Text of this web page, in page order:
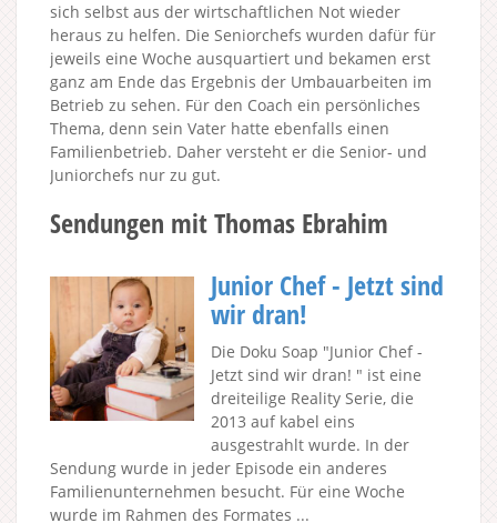
sich selbst aus der wirtschaftlichen Not wieder
heraus zu helfen. Die Seniorchefs wurden dafür für
jeweils eine Woche ausquartiert und bekamen erst
ganz am Ende das Ergebnis der Umbauarbeiten im
Betrieb zu sehen. Für den Coach ein persönliches
Thema, denn sein Vater hatte ebenfalls einen
Familienbetrieb. Daher versteht er die Senior- und
Juniorchefs nur zu gut.
Sendungen mit Thomas Ebrahim
Junior Chef - Jetzt sind
wir dran!
Die Doku Soap "Junior Chef -
Jetzt sind wir dran! " ist eine
dreiteilige Reality Serie, die
2013 auf kabel eins
ausgestrahlt wurde. In der
Sendung wurde in jeder Episode ein anderes
Familienunternehmen besucht. Für eine Woche
wurde im Rahmen des Formates ...